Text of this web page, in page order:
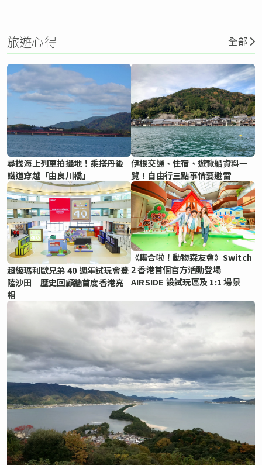
旅遊心得 全部
尋找海上列車拍攝地！乘搭丹後
鐵道穿越「由良川橋」
伊根交通、住宿、遊覽船資料一
覽！自由行三點事情要避雷
超級瑪利歐兄弟 40 週年試玩會登
陸沙田 歷史回顧牆首度香港亮
相
《集合啦！動物森友會》Switch
2 香港首個官方活動登場
AIRSIDE 設試玩區及 1:1 場景